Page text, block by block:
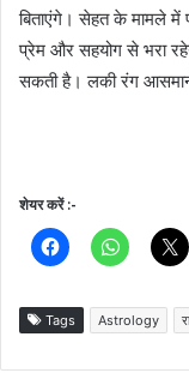
बिताएंगे। सेहत के मामले में
प्रेम और सहयोग से भरा
सकती है। लकी रंग
शेयर करें :-
Tags Astrology